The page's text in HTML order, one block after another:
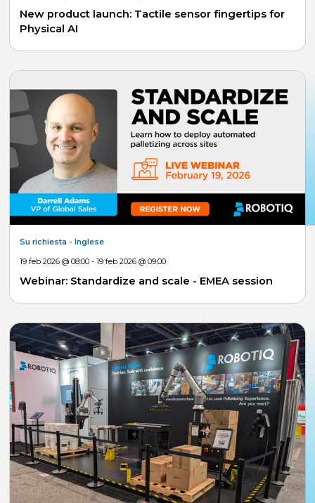
New product launch: Tactile sensor fingertips for
Physical AI
Su richiesta - Inglese
19 feb 2026 @ 08:00 - 19 feb 2026 @ 09:00
Webinar: Standardize and scale - EMEA session